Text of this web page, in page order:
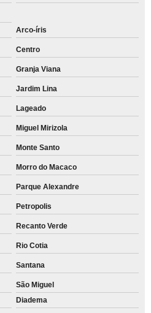
Arco-íris
Centro
Granja Viana
Jardim Lina
Lageado
Miguel Mirizola
Monte Santo
Morro do Macaco
Parque Alexandre
Petropolis
Recanto Verde
Rio Cotia
Santana
São Miguel
Diadema